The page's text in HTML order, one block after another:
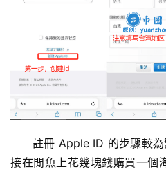
註冊 Apple ID 的步驟較
接在閒魚上花幾塊錢購買一個